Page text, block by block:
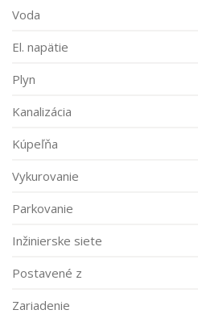
Voda
El. napätie
Plyn
Kanalizácia
Kúpeľňa
Vykurovanie
Parkovanie
Inžinierske siete
Postavené z
Zariadenie